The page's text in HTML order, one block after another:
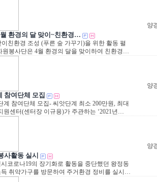
환경의 달 맞이~친환경…
친환경 조성 (푸른 숲 가꾸기)을 위한 활동 펼
봉사단은 4월 환경의 달을 맞이하여 친환경…
양
참여단체 모집
참여단체 모집- 씨앗단계 최소 200만원, 최대
센터(센터장 이규용)가 주관하는 ‘2021년…
양
사활동 실시
코로나19의 장기화로 활동을 중단했던 왕정동
취약가구를 방문하여 주거환경 정비를 실시…
양